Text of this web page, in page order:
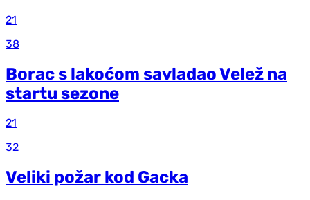
21
38
Borac s lakoćom savladao Velež na
startu sezone
21
32
Veliki požar kod Gacka